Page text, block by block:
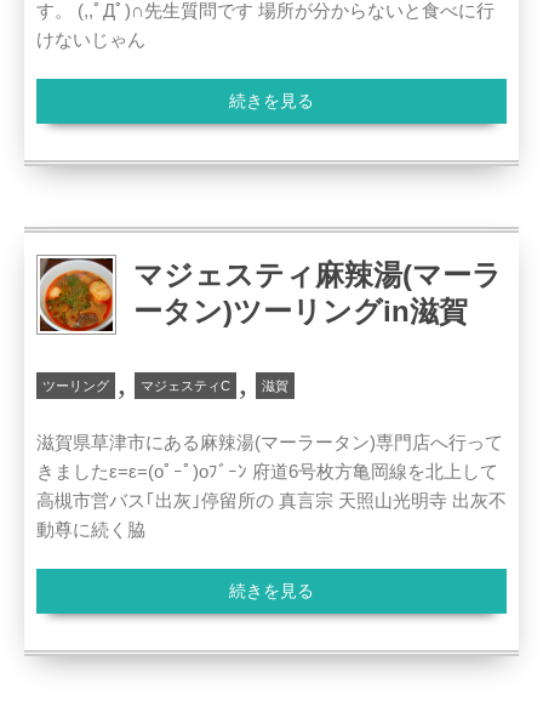
す。 (,,ﾟДﾟ)∩先生質問です 場所が分からないと食べに行
けないじゃん
続きを見る
マジェスティ麻辣湯(マーラ
ータン)ツーリングin滋賀
ツーリング , マジェスティC , 滋賀
滋賀県草津市にある麻辣湯(マーラータン)専門店へ行って
きましたε=ε=(oﾟｰﾟ)oﾌﾞｰﾝ 府道6号枚方亀岡線を北上して
高槻市営バス｢出灰｣停留所の 真言宗 天照山光明寺 出灰不
動尊に続く脇
続きを見る